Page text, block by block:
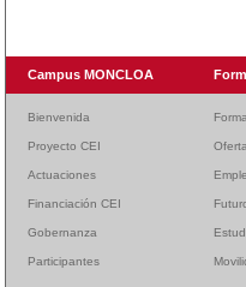
Campus MONCLOA
Bienvenida
Proyecto CEI
Actuaciones
Financiación CEI
Gobernanza
Participantes